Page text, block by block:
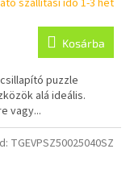
Kosárba
puzzle
alá ideális.
vagy...
TGEVPSZ50025040SZ